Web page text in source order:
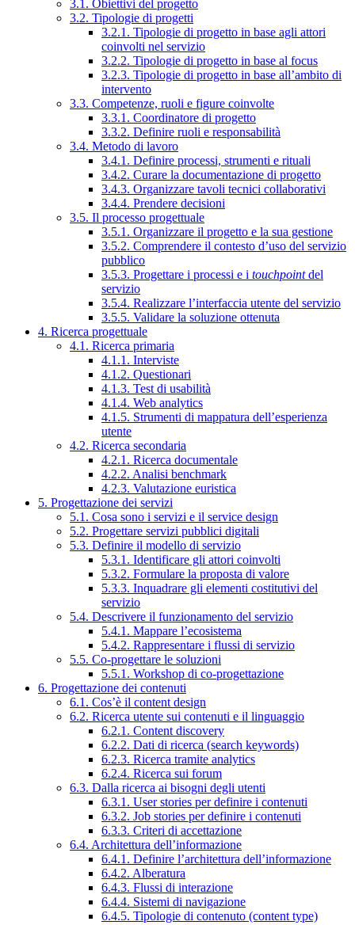
3.1. Obiettivi del progetto
3.2. Tipologie di progetti
3.2.1. Tipologie di progetto in base agli attori
coinvolti nel servizio
3.2.2. Tipologie di progetto in base al focus
3.2.3. Tipologie di progetto in base all’ambito di
intervento
3.3. Competenze, ruoli e figure coinvolte
3.3.1. Coordinatore di progetto
3.3.2. Definire ruoli e responsabilità
3.4. Metodo di lavoro
3.4.1. Definire processi, strumenti e rituali
3.4.2. Curare la documentazione di progetto
3.4.3. Organizzare tavoli tecnici collaborativi
3.4.4. Prendere decisioni
3.5. Il processo progettuale
3.5.1. Organizzare il progetto e la sua gestione
3.5.2. Comprendere il contesto d’uso del servizio
pubblico
3.5.3. Progettare i processi e i touchpointdel
servizio
3.5.4. Realizzare l’interfaccia utente del servizio
3.5.5. Validare la soluzione ottenuta
4. Ricerca progettuale
4.1. Ricerca primaria
4.1.1. Interviste
4.1.2. Questionari
4.1.3. Test di usabilità
4.1.4. Web analytics
4.1.5. Strumenti di mappatura dell’esperienza
utente
4.2. Ricerca secondaria
4.2.1. Ricerca documentale
4.2.2. Analisi benchmark
4.2.3. Valutazione euristica
5. Progettazione dei servizi
5.1. Cosa sono i servizi e il service design
5.2. Progettare servizi pubblici digitali
5.3. Definire il modello di servizio
5.3.1. Identificare gli attori coinvolti
5.3.2. Formulare la proposta di valore
5.3.3. Inquadrare gli elementi costitutivi del
servizio
5.4. Descrivere il funzionamento del servizio
5.4.1. Mappare l’ecosistema
5.4.2. Rappresentare i flussi di servizio
5.5. Co-progettare le soluzioni
5.5.1. Workshop di co-progettazione
6. Progettazione dei contenuti
6.1. Cos’è il content design
6.2. Ricerca utente sui contenuti e il linguaggio
6.2.1. Content discovery
6.2.2. Dati di ricerca (search keywords)
6.2.3. Ricerca tramite analytics
6.2.4. Ricerca sui forum
6.3. Dalla ricerca ai bisogni degli utenti
6.3.1. User stories per definire i contenuti
6.3.2. Job stories per definire i contenuti
6.3.3. Criteri di accettazione
6.4. Architettura dell’informazione
6.4.1. Definire l’architettura dell’informazione
6.4.2. Alberatura
6.4.3. Flussi di interazione
6.4.4. Sistemi di navigazione
6.4.5. Tipologie di contenuto (content type)